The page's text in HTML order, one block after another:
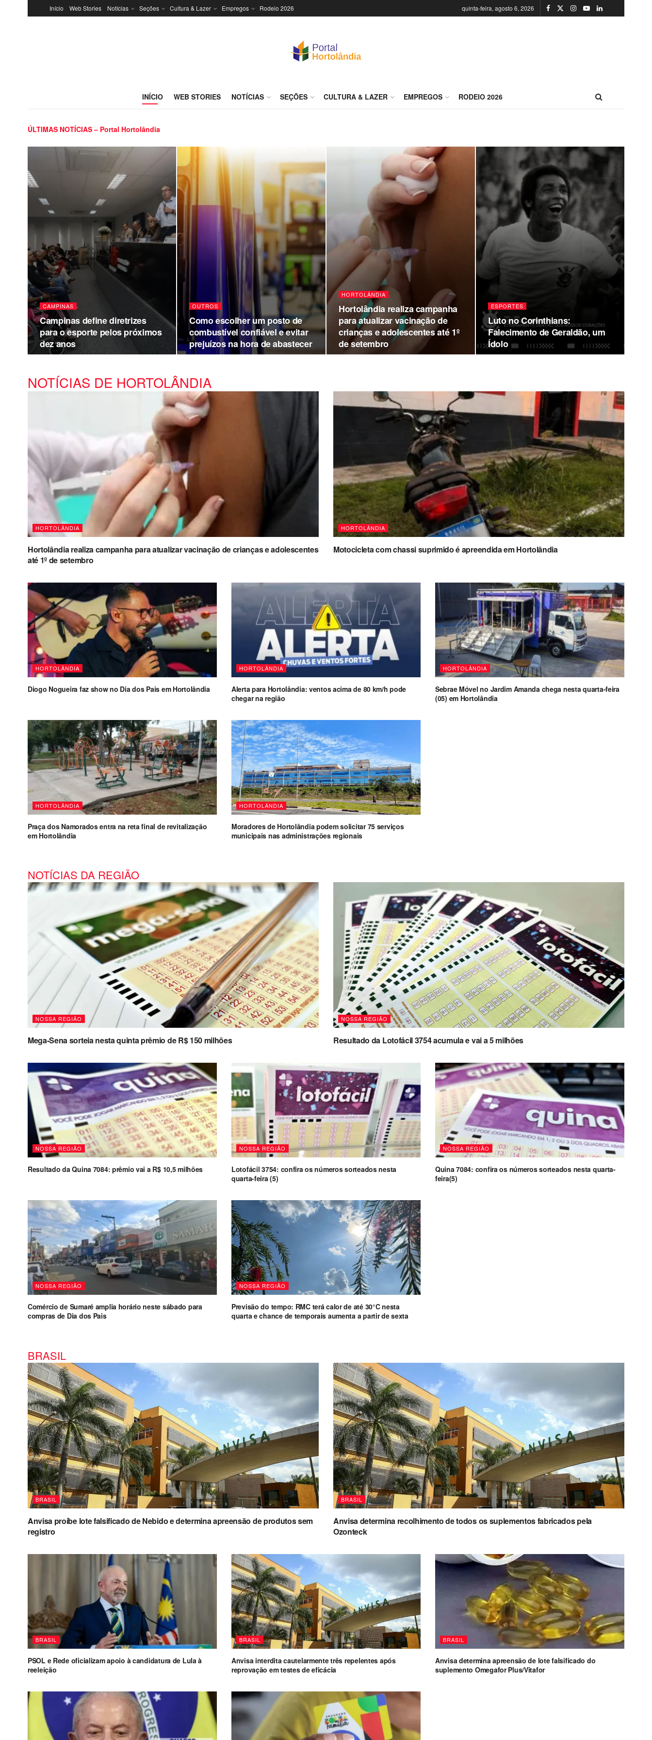
Início Web Stories Notícias Seções Cultura & Lazer Empregos Rodeio 2026 quinta-feira, agosto 6, 2026
INÍCIO WEB STORIES NOTÍCIAS SEÇÕES CULTURA & LAZER EMPREGOS RODEIO 2026
ÚLTIMAS NOTÍCIAS – Portal Hortolândia
CAMPINAS
Campinas define diretrizes
para o esporte pelos próximos
dez anos
OUTROS
Como escolher um posto de
combustível confiável e evitar
prejuízos na hora de abastecer
HORTOLÂNDIA
Hortolândia realiza campanha
para atualizar vacinação de
crianças e adolescentes até 1º
de setembro
ESPORTES
Luto no Corinthians:
Falecimento de Geraldão, um
Ídolo
NOTÍCIAS DE HORTOLÂNDIA
HORTOLÂNDIA
Hortolândia realiza campanha para atualizar vacinação de crianças e adolescentes
até 1º de setembro
HORTOLÂNDIA
Motocicleta com chassi suprimido é apreendida em Hortolândia
HORTOLÂNDIA
Diogo Nogueira faz show no Dia dos Pais em Hortolândia
HORTOLÂNDIA
Alerta para Hortolândia: ventos acima de 80 km/h pode
chegar na região
HORTOLÂNDIA
Sebrae Móvel no Jardim Amanda chega nesta quarta-feira
(05) em Hortolândia
HORTOLÂNDIA
Praça dos Namorados entra na reta final de revitalização
em Hortolândia
HORTOLÂNDIA
Moradores de Hortolândia podem solicitar 75 serviços
municipais nas administrações regionais
NOTÍCIAS DA REGIÃO
NOSSA REGIÃO
Mega-Sena sorteia nesta quinta prêmio de R$ 150 milhões
NOSSA REGIÃO
Resultado da Lotofácil 3754 acumula e vai a 5 milhões
NOSSA REGIÃO
Resultado da Quina 7084: prêmio vai a R$ 10,5 milhões
NOSSA REGIÃO
Lotofácil 3754: confira os números sorteados nesta
quarta-feira (5)
NOSSA REGIÃO
Quina 7084: confira os números sorteados nesta quarta-
feira(5)
NOSSA REGIÃO
Comércio de Sumaré amplia horário neste sábado para
compras de Dia dos Pais
NOSSA REGIÃO
Previsão do tempo: RMC terá calor de até 30°C nesta
quarta e chance de temporais aumenta a partir de sexta
BRASIL
BRASIL
Anvisa proíbe lote falsificado de Nebido e determina apreensão de produtos sem
registro
BRASIL
Anvisa determina recolhimento de todos os suplementos fabricados pela
Ozonteck
BRASIL
PSOL e Rede oficializam apoio à candidatura de Lula à
reeleição
BRASIL
Anvisa interdita cautelarmente três repelentes após
reprovação em testes de eficácia
BRASIL
Anvisa determina apreensão de lote falsificado do
suplemento Omegafor Plus/Vitafor